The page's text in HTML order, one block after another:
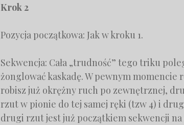
Krok 2
Pozycja początkowa: Jak w kroku 1.
Sekwencja: Cała „trudność” tego triku
żonglować kaskadę. W pewnym momencie
robisz już okrężny ruch po zewnętrznej,
rzut w pionie do tej samej ręki (tzw 4) i
drugi rzut jest już początkiem sekwencji